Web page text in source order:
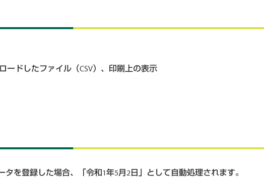
ードしたファイル（CSV）、印刷上の表示
タを登録した場合、「令和1年5月2日」として自動処理されます。